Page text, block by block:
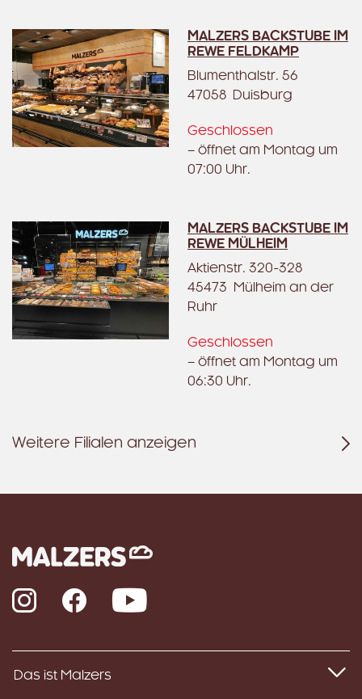
MALZERS BACKSTUBE IM
REWE FELDKAMP
Blumenthalstr. 56
47058 Duisburg
Geschlossen
– öffnet am Montag um
07:00 Uhr.
MALZERS BACKSTUBE IM
REWE MÜLHEIM
Aktienstr. 320-328
45473 Mülheim an der
Ruhr
Geschlossen
– öffnet am Montag um
06:30 Uhr.
Weitere Filialen anzeigen
InstagramFacebook YouTube
Das ist Malzers